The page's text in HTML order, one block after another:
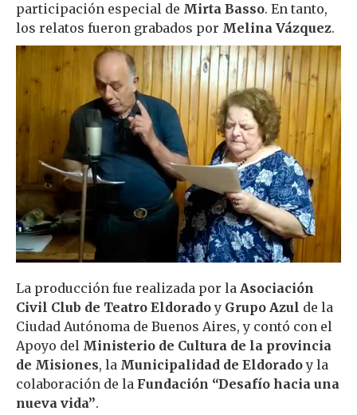
participación especial de Mirta Basso. En tanto,
los relatos fueron grabados por Melina Vázquez.
La producción fue realizada por la Asociación
Civil Club de Teatro Eldoradoy Grupo Azul de la
Ciudad Autónoma de Buenos Aires, y contó con el
Apoyo del Ministerio de Cultura de la provincia
de Misiones, la Municipalidad de Eldoradoy la
colaboración de la Fundación “Desafío hacia una
nueva vida”.